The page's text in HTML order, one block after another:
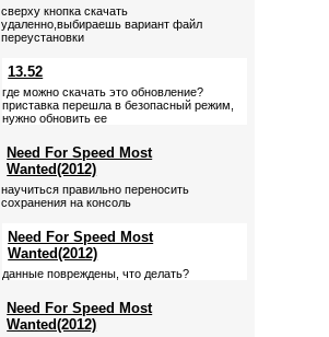
сверху кнопка скачать
удаленно,выбираешь вариант файл
переустановки
13.52
где можно скачать это обновление?
приставка перешла в безопасный режим,
нужно обновить ее
Need For Speed Most
Wanted(2012)
научиться правильно переносить
сохранения на консоль
Need For Speed Most
Wanted(2012)
данные повреждены, что делать?
Need For Speed Most
Wanted(2012)